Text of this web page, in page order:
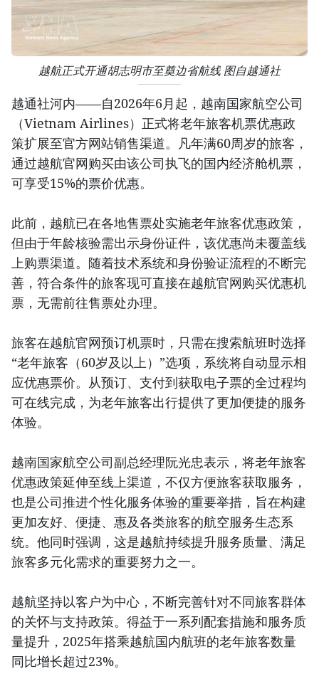
越航正式开通胡志明市至奠边省航线 图自越通社
越通社河内——自2026年6月起，越南国家航空公司
（Vietnam Airlines）正式将老年旅客机票优惠政
策扩展至官方网站销售渠道。凡年满60周岁的旅客，
通过越航官网购买由该公司执飞的国内经济舱机票，
可享受15%的票价优惠。
此前，越航已在各地售票处实施老年旅客优惠政策，
但由于年龄核验需出示身份证件，该优惠尚未覆盖线
上购票渠道。随着技术系统和身份验证流程的不断完
善，符合条件的旅客现可直接在越航官网购买优惠机
票，无需前往售票处办理。
旅客在越航官网预订机票时，只需在搜索航班时选择
“老年旅客（60岁及以上）”选项，系统将自动显示相
应优惠票价。从预订、支付到获取电子票的全过程均
可在线完成，为老年旅客出行提供了更加便捷的服务
体验。
越南国家航空公司副总经理阮光忠表示，将老年旅客
优惠政策延伸至线上渠道，不仅方便旅客获取服务，
也是公司推进个性化服务体验的重要举措，旨在构建
更加友好、便捷、惠及各类旅客的航空服务生态系
统。他同时强调，这是越航持续提升服务质量、满足
旅客多元化需求的重要努力之一。
越航坚持以客户为中心，不断完善针对不同旅客群体
的关怀与支持政策。得益于一系列配套措施和服务质
量提升，2025年搭乘越航国内航班的老年旅客数量
同比增长超过23%。